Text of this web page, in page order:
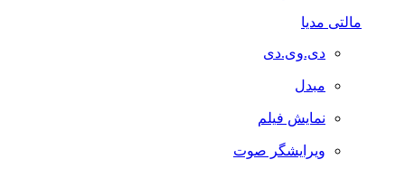
مالتی مدیا
دی.وی.دی
مبدل
نمایش فیلم
ویرایشگر صوت